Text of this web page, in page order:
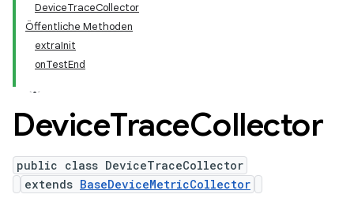
DeviceTraceCollector
Öffentliche Methoden
extraInit
onTestEnd
DeviceTraceCollector
public class DeviceTraceCollector
extends BaseDeviceMetricCollector